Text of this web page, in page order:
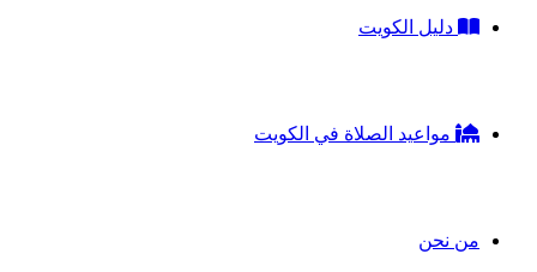
دليل الكويت
مواعيد الصلاة في الكويت
من نحن